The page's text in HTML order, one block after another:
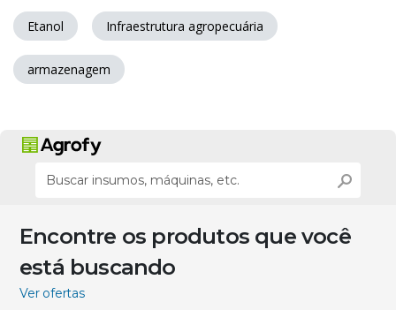
Etanol Infraestrutura agropecuária
armazenagem
Encontre os produtos que você
está buscando
Ver ofertas